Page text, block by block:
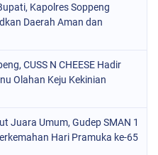
(1977)
Kapolres Soppeng
Daerah Aman dan
CUSS N CHEESE Hadir
Olahan Keju Kekinian
Juara Umum, Gudep SMAN 1
Hari Pramuka ke-65